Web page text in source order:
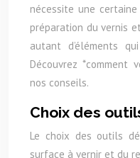
nécessite une
préparation du vernis
autant d’éléments
Découvrez *comment
nos conseils.
Choix des
Le choix des outils
surface à vernir et du